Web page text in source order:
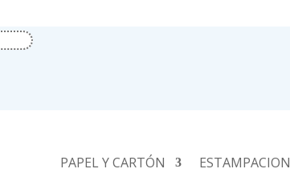
PAPEL Y CARTÓN ESTAMPACION